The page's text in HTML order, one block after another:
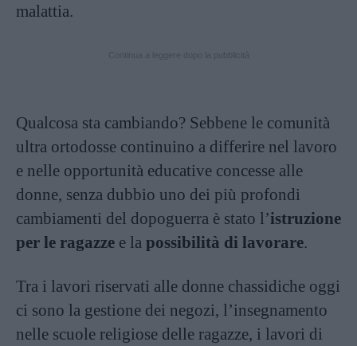
malattia.
Qualcosa sta cambiando? Sebbene le comunità
ultra ortodosse continuino a differire nel lavoro
e nelle opportunità educative concesse alle
donne, senza dubbio uno dei più profondi
cambiamenti del dopoguerra è stato l’istruzione
per le ragazze e la possibilità di lavorare.
Tra i lavori riservati alle donne chassidiche oggi
ci sono la gestione dei negozi, l’insegnamento
nelle scuole religiose delle ragazze, i lavori di